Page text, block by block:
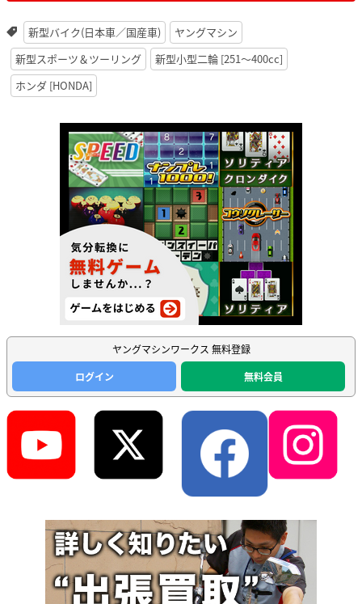
新型バイク(日本車／国産車)
ヤングマシン
新型スポーツ＆ツーリング
新型小型二輪 [251〜400cc]
ホンダ [HONDA]
ヤングマシンワークス 無料登録
ログイン
無料会員